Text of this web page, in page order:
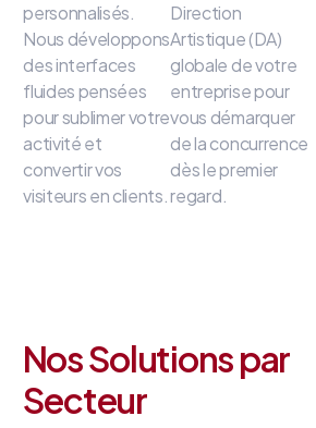
personnalisés.
Nous développons
des interfaces
fluidespensées
pour sublimer votre
activité et
convertir vos
visiteurs en clients.
Direction
Artistique (DA)
globale de votre
entreprisepour
vous démarquer
de la concurrence
dès le premier
regard.
Nos Solutions par
Secteur